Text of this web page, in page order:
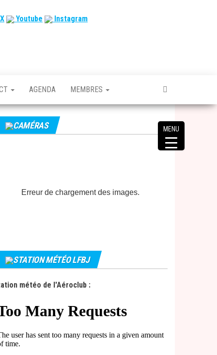
Youtube Instagram
AGENDA MEMBRES
CAMÉRAS
Erreur de chargement des images.
STATION MÉTÉO LFBJ
météo de l'Aéroclub :
MENU